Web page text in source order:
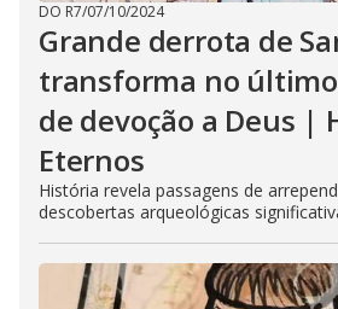
DO R7/07/10/2024
Grande derrota de
transforma no
de devoção a Deus |
Eternos
História revela passagens de
descobertas arqueológicas